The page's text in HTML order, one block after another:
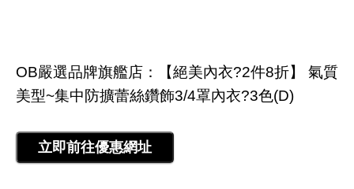
OB嚴選品牌旗艦店：【絕美內衣?2件8折】 氣質
美型~集中防擴蕾絲鑽飾3/4罩內衣?3色(D)